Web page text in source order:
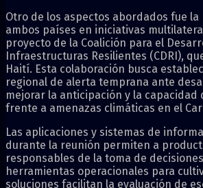
Otro de los aspectos abordados fue
ambos países en iniciativas
proyecto de la Coalición para el
Infraestructuras Resilientes (CDRI),
Haití. Esta colaboración busca
regional de alerta temprana ante
mejorar la anticipación y la capacidad
frente a amenazas climáticas en el
Las aplicaciones y sistemas de
durante la reunión permiten a
responsables de la toma de
herramientas operacionales para
soluciones facilitan la evaluación de